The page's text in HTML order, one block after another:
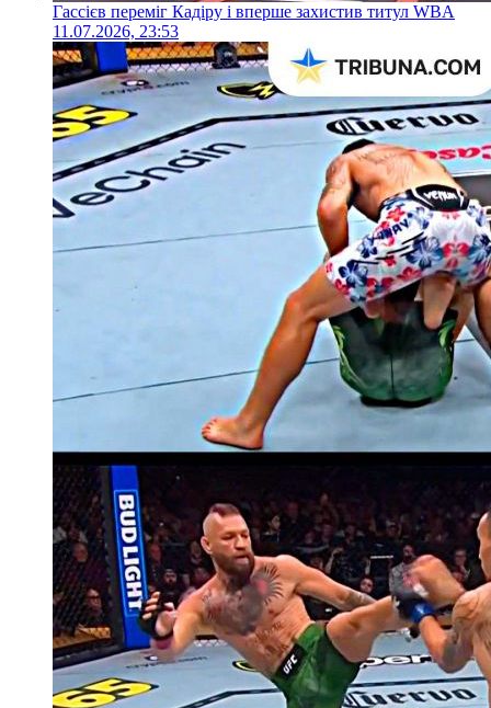
Гассієв переміг Кадіру і вперше захистив титул WBA
11.07.2026, 23:53